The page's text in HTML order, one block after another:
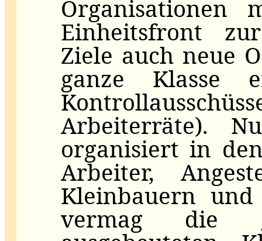
Organisationen
Einheitsfront
Ziele auch neue
ganze Klasse
Arbeiterräte).
organisiert in
Arbeiter,
Kleinbauern
vermag die